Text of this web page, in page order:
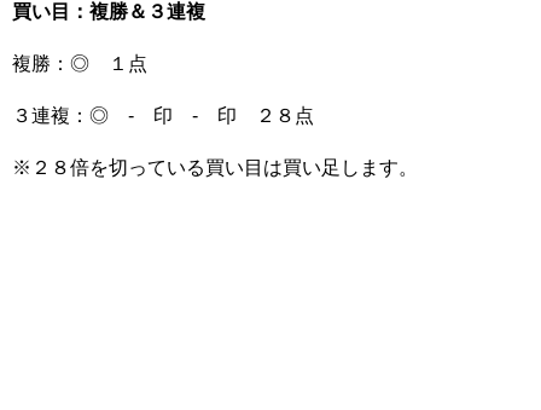
買い目：複勝＆３連複
複勝：◎ １点
３連複：◎ - 印 - 印 ２８点
※２８倍を切っている買い目は買い足します。